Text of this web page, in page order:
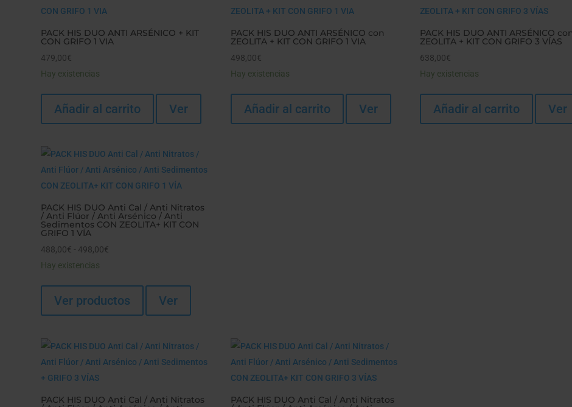
PACK HIS DUO ANTI ARSÉNICO + KIT
CON GRIFO 1 VIA
479,00€
Hay existencias
Añadir al carrito Ver
PACK HIS DUO ANTI ARSÉNICO con
ZEOLITA + KIT CON GRIFO 1 VIA
498,00€
Hay existencias
Añadir al carrito Ver
PACK HIS DUO ANTI ARSÉNICO con
ZEOLITA + KIT CON GRIFO 3 VÍAS
638,00€
Hay existencias
Añadir al carrito Ver
PACK HIS DUO Anti Cal / Anti Nitratos
/ Anti Flúor / Anti Arsénico / Anti
Sedimentos CON ZEOLITA+ KIT CON
GRIFO 1 VÍA
488,00€ - 498,00€
desde
488,00€
498,00€
Hay existencias
Ver productos Ver
PACK HIS DUO Anti Cal / Anti Nitratos PACK HIS DUO Anti Cal / Anti Nitratos